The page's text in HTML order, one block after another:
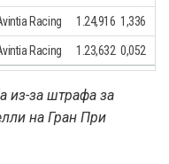
Racing 1.24,916 1,336
Racing 1.23,632 0,052
из-за штрафа за
на Гран При